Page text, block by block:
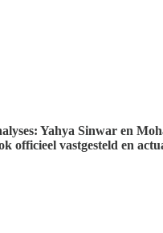
Yahya Sinwar en
vastgesteld en